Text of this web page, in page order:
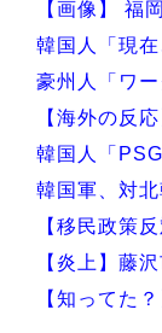
【画像】 福
韓国人「現
豪州人「ワ
【海外の反
韓国人「
韓国軍、対
【移民政策
【炎上】藤
【知ってた